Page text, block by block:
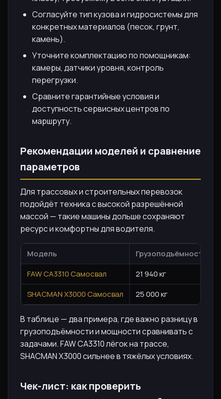
Согласуйте тип кузова и гидросистемы для
конкретных материалов (песок, грунт,
камень).
Уточните комплектацию по помощникам:
камеры, датчики уровня, контроль
перегрузки.
Сравните гарантийные условия и
доступность сервисных центров по
маршруту.
Рекомендации моделей и сравнение
параметров
Для трассовых и строительных перевозок
подойдёт техника с высокой разрешённой
массой — такие машины дольше сохраняют
ресурс и комфортны для водителя.
Модель Грузоподъёмность
FAW CA3310 Самосвал
21 940 кг
SHACMAN X3000 Самосвал
25 000 кг
В таблице — два примера, где важно разницу в
грузоподъёмности и мощности сравнивать с
задачами. FAW CA3310 лёгок на трассе,
SHACMAN X3000 сильнее в тяжёлых условиях.
Чек-лист: как проверить